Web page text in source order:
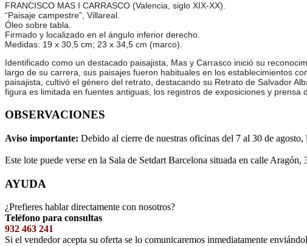
FRANCISCO MAS I CARRASCO (Valencia, siglo XIX-XX).
“Paisaje campestre”, Villareal.
Óleo sobre tabla.
Firmado y localizado en el ángulo inferior derecho.
Medidas: 19 x 30,5 cm; 23 x 34,5 cm (marco).
Identificado como un destacado paisajista, Mas y Carrasco inició su
largo de su carrera, sus paisajes fueron habituales en los establecimientos
paisajista, cultivó el género del retrato, destacando su Retrato de Salvador
figura es limitada en fuentes antiguas, los registros de exposiciones y
OBSERVACIONES
Aviso importante: Debido al cierre de nuestras oficinas del 7 al 30 de
Este lote puede verse en la Sala de Setdart Barcelona situada en calle Aragón,
AYUDA
¿Prefieres hablar directamente con nosotros?
Teléfono para consultas
932 463 241
Si el vendedor acepta su oferta se lo comunicaremos inmediatamente